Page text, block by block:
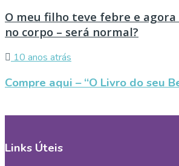
O meu filho teve febre e
no corpo – será normal?
10 anos atrás
Compre aqui – “O Livro do seu
Links Úteis